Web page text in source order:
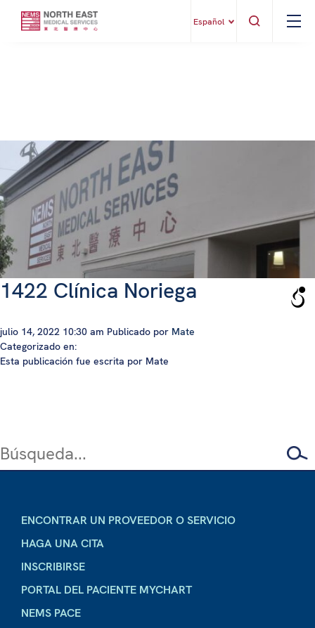
Español
1422 Clínica Noriega
julio 14, 2022 10:30 am Publicado por Mate
Categorizado en:
Esta publicación fue escrita por Mate
ENCONTRAR UN PROVEEDOR O SERVICIO
HAGA UNA CITA
INSCRIBIRSE
PORTAL DEL PACIENTE MYCHART
NEMS PACE